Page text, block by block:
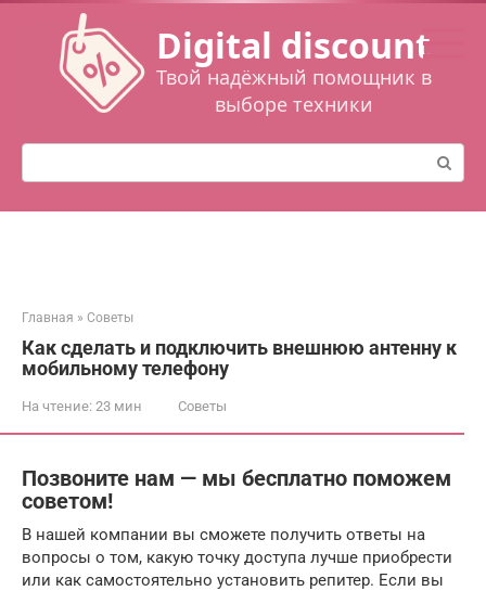
Перейти
контенту
Digital discount
Твой надёжный помощник в
выборе техники
Поиск:
Главная » Советы
Как сделать и подключить внешнюю антенну к
мобильному телефону
На чтение: 23 мин Советы
Позвоните нам — мы бесплатно поможем
советом!
В нашей компании вы сможете получить ответы на
вопросы о том, какую точку доступа лучше приобрести
или как самостоятельно установить репитер. Если вы